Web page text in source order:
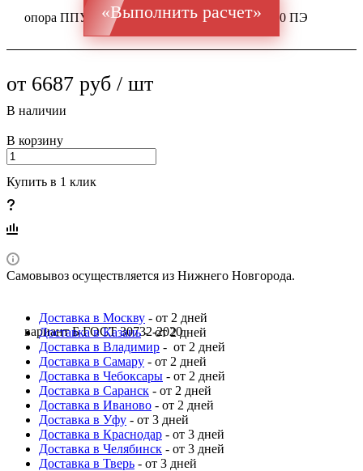
опора ППУ ГОСТ 20295 Ст 09Г2С 48x3,2 / 140 ПЭ
вариант Б ГОСТ 30732-2020
«Выполнить расчет»
от 6687 руб / шт
В наличии
В корзину
Купить в 1 клик
Самовывоз осуществляется из Нижнего Новгорода.
Доставка в Москву - от 2 дней
Доставка в Казань- от 2 дней
Доставка в Владимир - от 2 дней
Доставка в Самару - от 2 дней
Доставка в Чебоксары - от 2 дней
Доставка в Саранск - от 2 дней
Доставка в Иваново - от 2 дней
Доставка в Уфу - от 3 дней
Доставка в Краснодар - от 3 дней
Доставка в Челябинск - от 3 дней
Доставка в Тверь - от 3 дней